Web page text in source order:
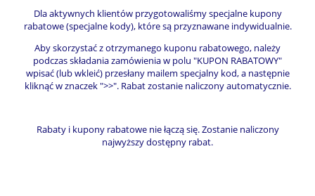
Dla aktywnych klientów przygotowaliśmy specjalne kupony
rabatowe (specjalne kody), które są przyznawane indywidualnie.
Aby skorzystać z otrzymanego kuponu rabatowego, należy
podczas składania zamówienia w polu "KUPON RABATOWY"
wpisać (lub wkleić) przesłany mailem specjalny kod, a następnie
kliknąć w znaczek ">>". Rabat zostanie naliczony automatycznie.
Rabaty i kupony rabatowe nie łączą się. Zostanie naliczony
najwyższy dostępny rabat.